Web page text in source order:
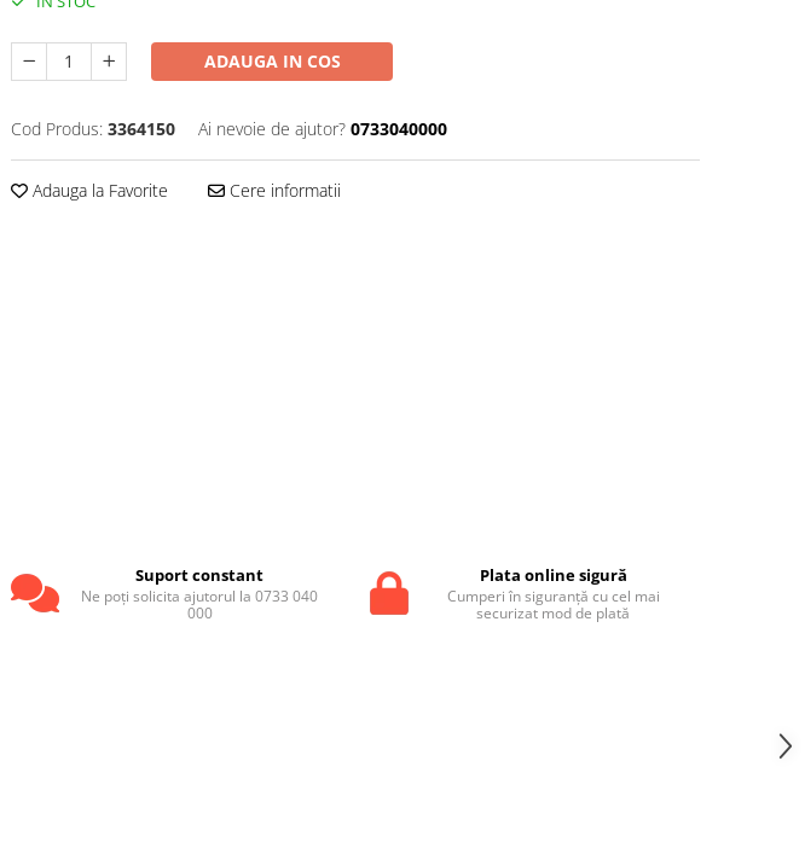
ADAUGA IN COS
Cod Produs: 3364150 Ai nevoie de ajutor? 0733040000
Adauga la Favorite Cere informatii
Suport constant
Ne poți solicita ajutorul la 0733 040
000
Plata online sigură
Cumperi în siguranță cu cel mai
securizat mod de plată